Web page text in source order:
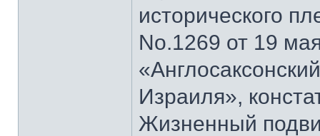
исторического
No.1269 от 19
Израиля»,
Жизненный